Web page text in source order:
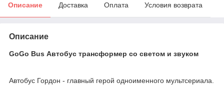
Описание Доставка Оплата Условия возврата
Описание
GoGo Bus Автобус трансформер со светом и звуком
Автобус Гордон - главный герой одноименного мультсериала.